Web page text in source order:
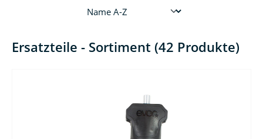
Ersatzteile - Sortiment (42 Produkte)